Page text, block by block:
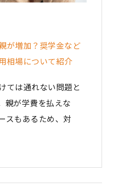
が増加？奨学金など
相場について紹介
ては通れない問題と
親が学費を払えな
スもあるため、対